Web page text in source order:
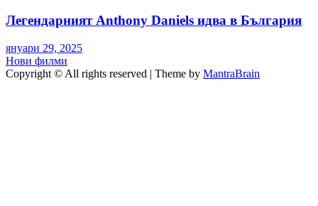
Легендарният Anthony Daniels идва в България
януари 29, 2025
Нови филми
Copyright © All rights reserved | Theme by MantraBrain